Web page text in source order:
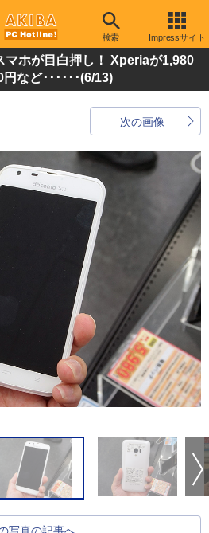
検索 Impressサイト
マホが目白押し！ Xperiaが1,980
など･･････(6/13)
次の画像